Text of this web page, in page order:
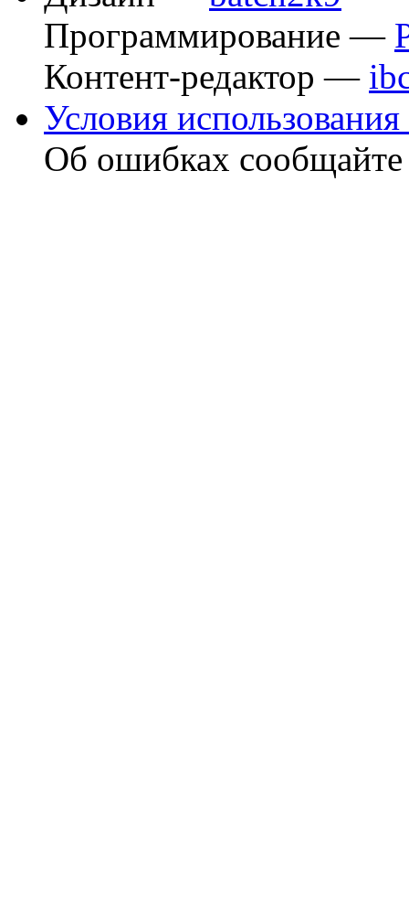
Программирование —
Контент-редактор —
Условия использования
Об ошибках